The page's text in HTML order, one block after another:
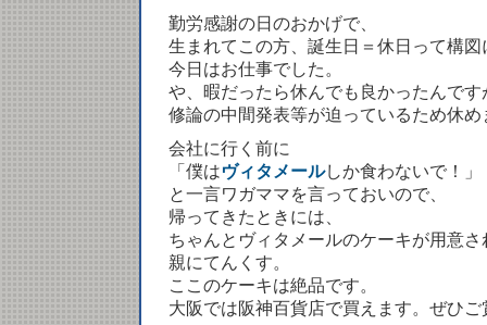
勤労感謝の日のおかげで、
生まれてこの方、誕生日＝休日って構
今日はお仕事でした。
や、暇だったら休んでも良かったんです
修論の中間発表等が迫っているため休
会社に行く前に
「僕はヴィタメールしか食わないで！」
と一言ワガママを言っておいので、
帰ってきたときには、
ちゃんとヴィタメールのケーキが用意
親にてんくす。
ここのケーキは絶品です。
大阪では阪神百貨店で買えます。ぜひご